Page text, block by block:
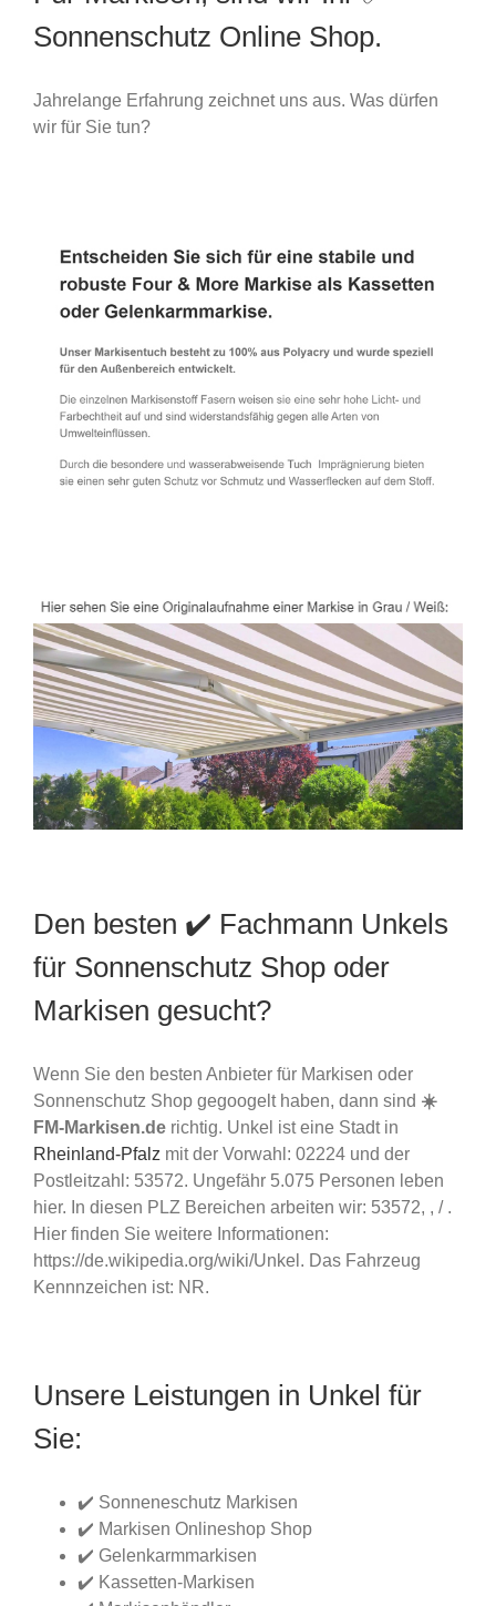
Sonnenschutz Online Shop.
Jahrelange Erfahrung zeichnet uns aus. Was dürfen
wir für Sie tun?
Den besten ✔️ Fachmann Unkels
für Sonnenschutz Shop oder
Markisen gesucht?
Wenn Sie den besten Anbieter für Markisen oder
Sonnenschutz Shop gegoogelt haben, dann sind ☀️
FM-Markisen.de richtig. Unkel ist eine Stadt in
Rheinland-Pfalz mit der Vorwahl: 02224 und der
Postleitzahl: 53572. Ungefähr 5.075 Personen leben
hier. In diesen PLZ Bereichen arbeiten wir: 53572, , / .
Hier finden Sie weitere Informationen:
https://de.wikipedia.org/wiki/Unkel. Das Fahrzeug
Kennnzeichen ist: NR.
Unsere Leistungen in Unkel für
Sie:
✔️ Sonneneschutz Markisen
✔️ Markisen Onlineshop Shop
✔️ Gelenkarmmarkisen
✔️ Kassetten-Markisen